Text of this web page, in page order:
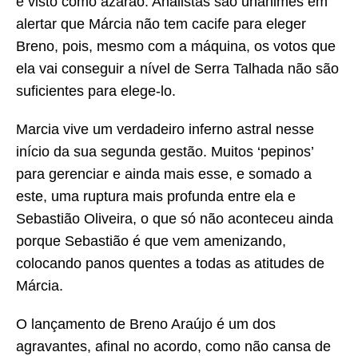
alertar que Márcia não tem cacife para eleger
Breno, pois, mesmo com a máquina, os votos que
ela vai conseguir a nível de Serra Talhada não são
suficientes para elege-lo.
Marcia vive um verdadeiro inferno astral nesse
início da sua segunda gestão. Muitos ‘pepinos’
para gerenciar e ainda mais esse, e somado a
este, uma ruptura mais profunda entre ela e
Sebastião Oliveira, o que só não aconteceu ainda
porque Sebastião é que vem amenizando,
colocando panos quentes a todas as atitudes de
Márcia.
O lançamento de Breno Araújo é um dos
agravantes, afinal no acordo, como não cansa de